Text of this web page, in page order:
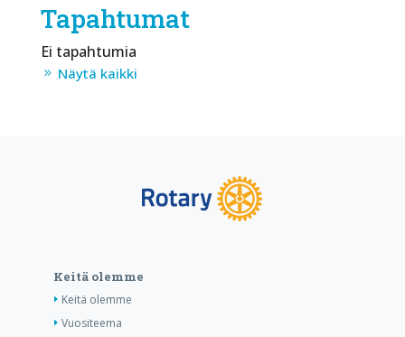
Tapahtumat
Ei tapahtumia
Näytä kaikki
Keitä olemme
Keitä olemme
Vuositeema